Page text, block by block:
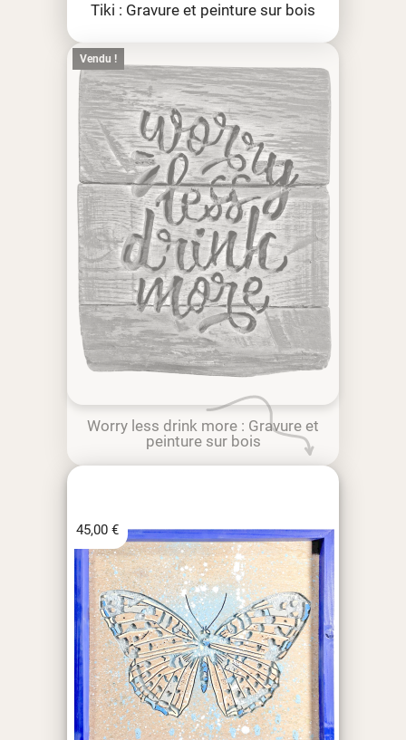
Tiki : Gravure et peinture sur bois
Vendu !
Worry less drink more : Gravure et
peinture sur bois
45,00 €